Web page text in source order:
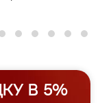
В 5%